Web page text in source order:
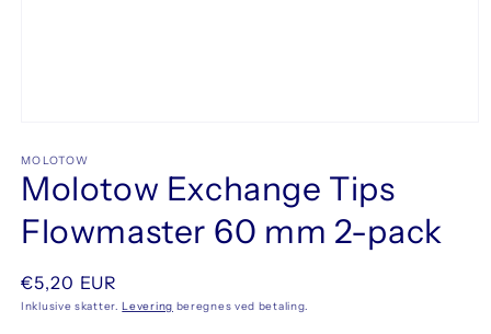
1
i
modus
MOLOTOW
Molotow Exchange Tips
Flowmaster 60 mm 2-pack
Normalpris
€5,20 EUR
Inklusive skatter.Levering beregnes ved betaling.